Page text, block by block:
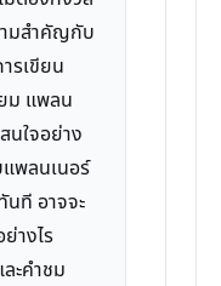
ามสำคัญกับ
รเขียน
ม แพลน
นใจอย่าง
พลนเนอร์
นที อาจจะ
างไร
ะคำชม